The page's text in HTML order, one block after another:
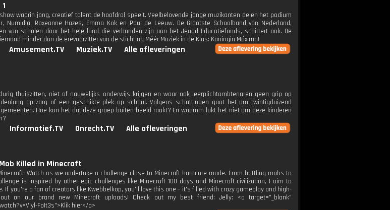
waarin jong, creatief talent de hoofdrol speelt. Veelbelovende jonge muzikanten delen het podium
Numidia, Roxeanne Hazes, Emma Kok en Paul de Leeuw. De Grootste Schoolband van Nederland,
van scholen door het hele land die verbonden zijn aan het Jeugd Educatiefonds, schittert ook. De
minder dan de erevoorzitter van de stichting Méér Muziek in de Klas: Koningin Máxima!
Amusement.TV Muziek.TV Alle afleveringen
thuiszitten, niet of nauwelijks onderwijs krijgen en waar ook leerplichtambtenaren geen grip op
op zorg of een geschikte plek op school. Volgens schattingen gaat het om twintigduizend
Hoe kan het dat deze groep buiten beeld raakt? En waarom lukt het niet om deze kinderen
Informatief.TV Onrecht.TV Alle afleveringen
Killed in Minecraft
Watch as we undertake a challenge close to Minecraft hardcore mode. From battling mobs to
is inspired by other epic challenges like Minecraft 100 days and Minecraft civilization, I aim to
If you're a fan of creators like Kwebbelkop, you'll love this one – it's filled with crazy gameplay and high-
on our brand new Minecraft uploads! Check out my best friend: Jelly: <a target="_blank"
FoIt3s">Klik hier</a>